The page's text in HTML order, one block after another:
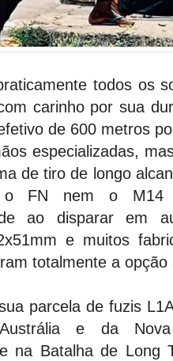
todos os
carinho por sua
de 600 metros
especializadas,
de tiro de longo
FN nem o M14
ao disparar em
e muitos
totalmente a
parcela de fuzis
e da
na Batalha de Long